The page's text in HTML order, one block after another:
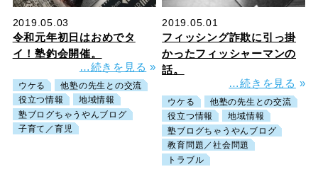
2019.05.03
令和元年初日はおめでタ
イ！塾釣会開催。
…続きを見る »
ウケる
他塾の先生との交流
役立つ情報
地域情報
塾ブログちゃうやんブログ
子育て／育児
2019.05.01
フィッシング詐欺に引っ掛
かったフィッシャーマンの
話。
…続きを見る »
ウケる
他塾の先生との交流
役立つ情報
地域情報
塾ブログちゃうやんブログ
教育問題／社会問題
トラブル